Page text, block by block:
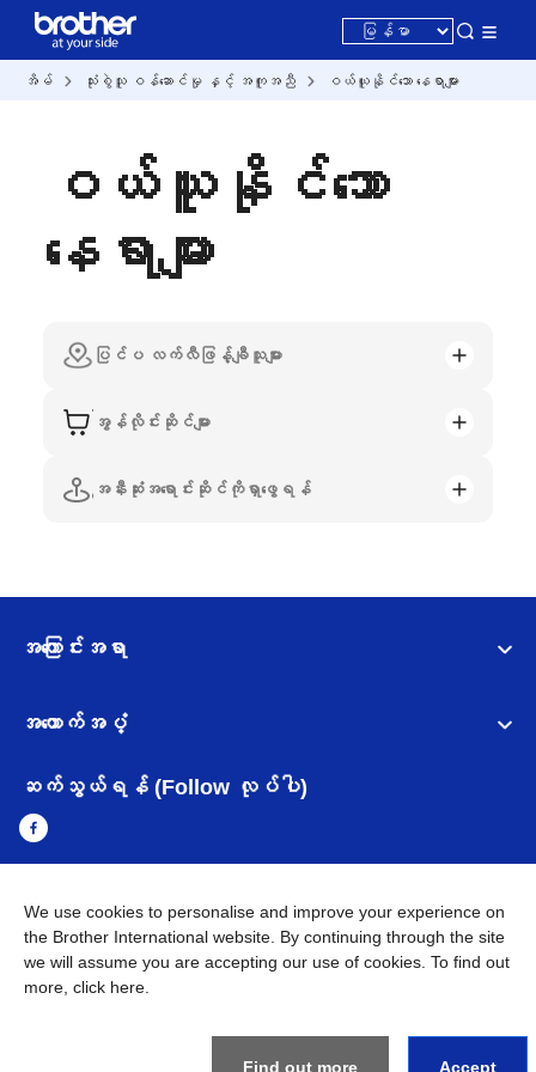
အိမ် သုံးစွဲသူ ဝန်ဆောင်မှု နှင့် အကူအညီ ဝယ်ယူနိုင်သော နေရာများ
ဝယ်ယူနိုင်သော
နေရာများ
ပြင်ပ လက်လီဖြန့်ချီသူများ
အွန်လိုင်းဆိုင်များ
အနီးဆုံးအရောင်းဆိုင်ကိုရှာဖွေရန်
အကြောင်းအရာ
အထောက်အပံ့
ဆက်သွယ်ရန် (Follow လုပ်ပါ)
Myanmar Brother ၏ ကမ္ဘာတစ်ဝန်းရှိ ကွန်ယက်များ
အချက်အလက်မူဝါဒ အသုံးပြုမူဝါဒ
Brother Global ဝက်ဆိုဒ်သို့သွားရန်
We use cookies to personalise and improve your experience on
the Brother International website. By continuing through the site
we will assume you are accepting our use of cookies. To find out
more, click here
Find out more Accept